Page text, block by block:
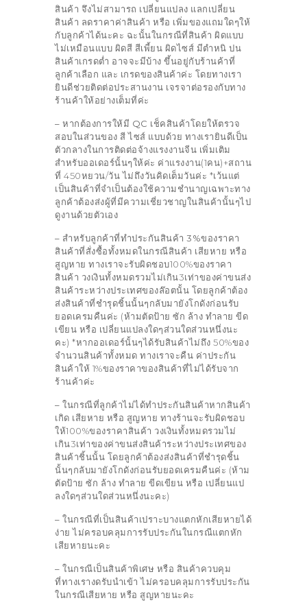
สินค้า จึงไม่สามารถ เปลี่ยนแปลง แลกเปลี่ยน
สินค้า ลดราคาค่าสินค้า หรือ เพิ่มของแถมใดๆให้
กับลูกค้าได้นะคะ ฉะนั้นในกรณีที่สินค้า ผิดแบบ
ไม่เหมือนแบบ ผิดสี สีเพี้ยน ผิดไซส์ มีตำหนิ ปน
สินค้าเกรดต่ำ อาจจะมีบ้าง ขึ้นอยู่กับร้านค้าที่
ลูกค้าเลือก และ เกรดของสินค้าค่ะ โดยทางเรา
ยินดีช่วยติดต่อประสานงาน เจรจาต่อรองกับทาง
ร้านค้าให้อย่างเต็มที่ค่ะ
– หากต้องการให้มี QC เช็คสินค้าโดยให้ตรวจ
สอบในส่วนของ สี ไซส์ แบบด้วย ทางเรายินดีเป็น
ตัวกลางในการติดต่อจ้างแรงงานจีน เพิ่มเติม
สำหรับออเดอร์นั้นๆให้ค่ะ ค่าแรงงาน(1คน)+สถาน
ที่ 450หยวน/วัน ไม่ถึงวันคิดเต็มวันค่ะ *เว้นแต่
เป็นสินค้าที่จำเป็นต้องใช้ความชำนาญเฉพาะทาง
ลูกค้าต้องส่งผู้ที่มีความเชี่ยวชาญในสินค้านั้นๆไป
ดูงานด้วยตัวเอง
– สำหรับลูกค้าที่ทำประกันสินค้า 3%ของราคา
สินค้าที่สั่งซื้อทั้งหมดในกรณีสินค้า เสียหาย หรือ
สูญหาย ทางเราจะรับผิดชอบ100%ของราคา
สินค้า วงเงินทั้งหมดรวมไม่เกิน3เท่าของค่าขนส่ง
สินค้าระหว่างประเทศของล๊อตนั้น โดยลูกค้าต้อง
ส่งสินค้าที่ชำรุดชิ้นนั้นๆกลับมายังโกดังก่อนรับ
ยอดเครมคืนค่ะ (ห้ามตัดป้าย ซัก ล้าง ทำลาย ขีด
เขียน หรือ เปลี่ยนแปลงใดๆส่วนใดส่วนหนึ่งนะ
คะ) *หากออเดอร์นั้นๆได้รับสินค้าไม่ถึง 50%ของ
จำนวนสินค้าทั้งหมด ทางเราจะคืน ค่าประกัน
สินค้าให้ 1%ของราคาของสินค้าที่ไม่ได้รับจาก
ร้านค้าค่ะ
– ในกรณีที่ลูกค้าไม่ได้ทำประกันสินค้าหากสินค้า
เกิด เสียหาย หรือ สูญหาย ทางร้านจะรับผิดชอบ
ให้100%ของราคาสินค้า วงเงินทั้งหมดรวมไม่
เกิน3เท่าของค่าขนส่งสินค้าระหว่างประเทศของ
สินค้าชิ้นนั้น โดยลูกค้าต้องส่งสินค้าที่ชำรุดชิ้น
นั้นๆกลับมายังโกดังก่อนรับยอดเครมคืนค่ะ (ห้าม
ตัดป้าย ซัก ล้าง ทำลาย ขีดเขียน หรือ เปลี่ยนแป
ลงใดๆส่วนใดส่วนหนึ่งนะคะ)
– ในกรณีที่เป็นสินค้าเปราะบางแตกหักเสียหายได้
ง่าย ไม่ครอบคลุมการรับประกันในกรณีแตกหัก
เสียหายนะคะ
– ในกรณีเป็นสินค้าพิเศษ หรือ สินค้าควบคุม
ที่ทางเรางดรับนำเข้า ไม่ครอบคลุมการรับประกัน
ในกรณีเสียหาย หรือ สูญหายนะคะ